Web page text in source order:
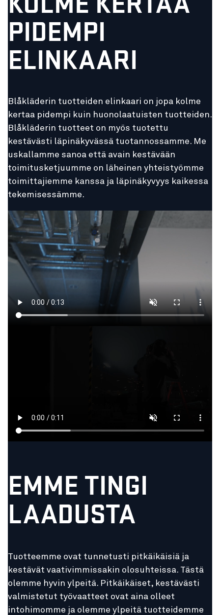
PIDEMPI
ELINKAARI
Blåkläderin tuotteiden elinkaari on jopa kolme
kertaa pidempi kuin huonolaatuisten tuotteiden.
Blåkläderin tuotteet on myös tuotettu
kestävästi läpinäkyvässä tuotannossamme. Me
uskallamme sanoa että avain kestävään
toimitusketjuumme on läheinen yhteistyömme
toimittajiemme kanssa ja läpinäkyvyys kaikessa
tekemisessämme.
EMME TINGI
LAADUSTA
Tuotteemme ovat tunnetusti pitkäikäisiä ja
kestävät vaativimmissakin olosuhteissa. Tästä
olemme hyvin ylpeitä. Pitkäikäiset, kestävästi
valmistetut työvaatteet ovat aina olleet
intohimomme ja olemme ylpeitä tuotteidemme